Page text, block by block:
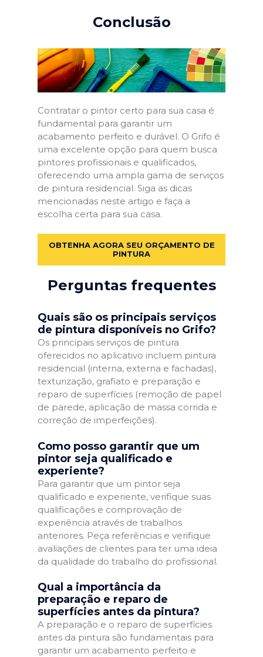
Conclusão
Contratar o pintor certo para sua casa é
fundamental para garantir um
acabamento perfeito e durável. O Grifo é
uma excelente opção para quem busca
pintores profissionais e qualificados,
oferecendo uma ampla gama de serviços
de pintura residencial. Siga as dicas
mencionadas neste artigo e faça a
escolha certa para sua casa.
OBTENHA AGORA SEU ORÇAMENTO DE
PINTURA
Perguntas frequentes
Quais são os principais serviços
de pintura disponíveis no Grifo?
Os principais serviços de pintura
oferecidos no aplicativo incluem pintura
residencial (interna, externa e fachadas),
texturização, grafiato e preparação e
reparo de superfícies (remoção de papel
de parede, aplicação de massa corrida e
correção de imperfeições).
Como posso garantir que um
pintor seja qualificado e
experiente?
Para garantir que um pintor seja
qualificado e experiente, verifique suas
qualificações e comprovação de
experiência através de trabalhos
anteriores. Peça referências e verifique
avaliações de clientes para ter uma ideia
da qualidade do trabalho do profissional.
Qual a importância da
preparação e reparo de
superfícies antes da pintura?
A preparação e o reparo de superfícies
antes da pintura são fundamentais para
garantir um acabamento perfeito e